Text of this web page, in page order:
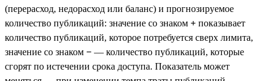
(перерасход, недорасход или баланс) и прогнозируемое
количество публикаций: значение со знаком + показывает
количество публикаций, которое потребуется сверх лимита,
значение со знаком − — количество публикаций, которые
сгорят по истечении срока доступа. Показатель может